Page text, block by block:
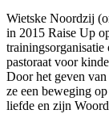
Wietske Noordzij
in 2015 Raise Up
trainingsorganisatie
pastoraat voor
Door het geven
ze een beweging
liefde en zijn